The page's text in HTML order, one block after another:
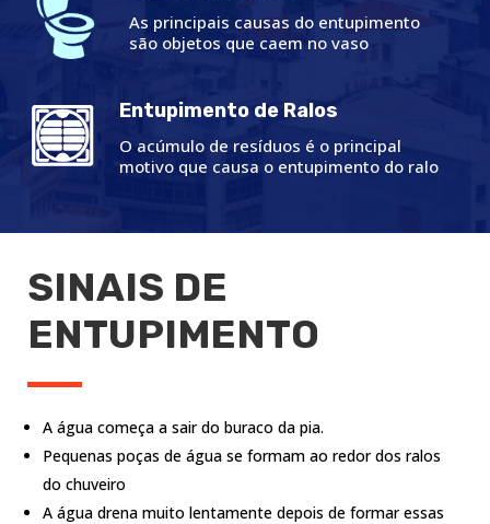
As principais causas do entupimento
são objetos que caem no vaso
Entupimento de Ralos
O acúmulo de resíduos é o principal
motivo que causa o entupimento do ralo
SINAIS DE
ENTUPIMENTO
A água começa a sair do buraco da pia.
Pequenas poças de água se formam ao redor dos ralos
do chuveiro
A água drena muito lentamente depois de formar essas